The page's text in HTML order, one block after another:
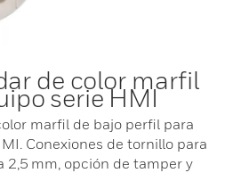
de color marfil
serie HMI
marfil de bajo perfil para
Conexiones de tornillo para
2,5 mm, opción de tamper y